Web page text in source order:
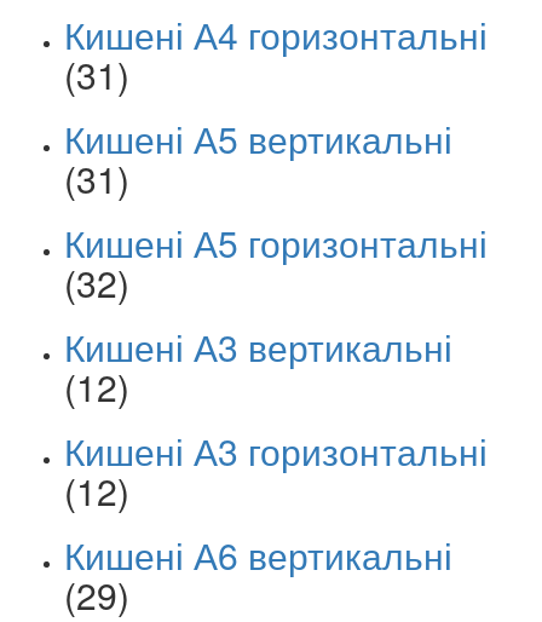
Кишені А4 горизонтальні
(31)
Кишені А5 вертикальні
(31)
Кишені А5 горизонтальні
(32)
Кишені А3 вертикальні
(12)
Кишені А3 горизонтальні
(12)
Кишені А6 вертикальні
(29)